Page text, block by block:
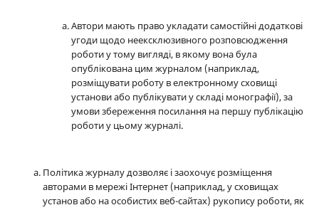
Автори мають право укладати самостійні додаткові
угоди щодо неексклюзивного розповсюдження
роботи у тому вигляді, в якому вона була
опублікована цим журналом (наприклад,
розміщувати роботу в електронному сховищі
установи або публікувати у складі монографії), за
умови збереження посилання на першу публікацію
роботи у цьому журналі.
Політика журналу дозволяє і заохочує розміщення
авторами в мережі Інтернет (наприклад, у сховищах
установ або на особистих веб-сайтах) рукопису роботи, як